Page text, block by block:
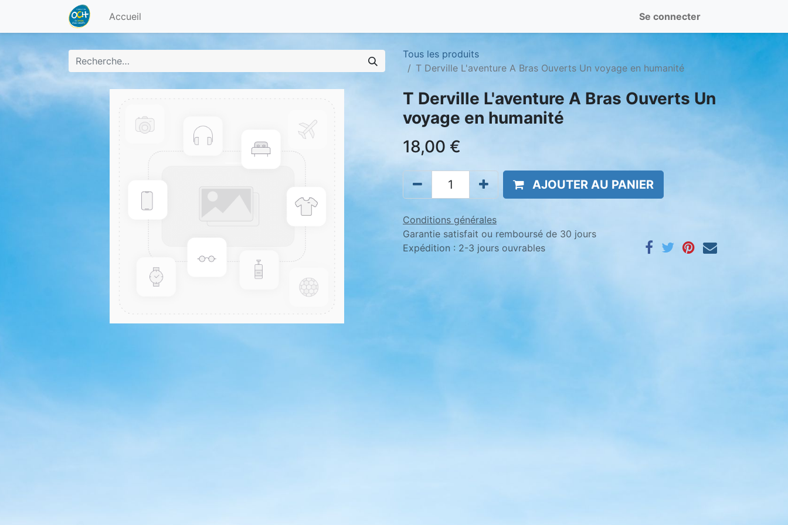
Accueil Se connecter
Tous les produits
T Derville L'aventure A Bras Ouverts Un voyage en humanité
T Derville L'aventure A Bras Ouverts Un
voyage en humanité
18,00 €
AJOUTER AU PANIER
Conditions générales
Garantie satisfait ou remboursé de 30 jours
Expédition : 2-3 jours ouvrables